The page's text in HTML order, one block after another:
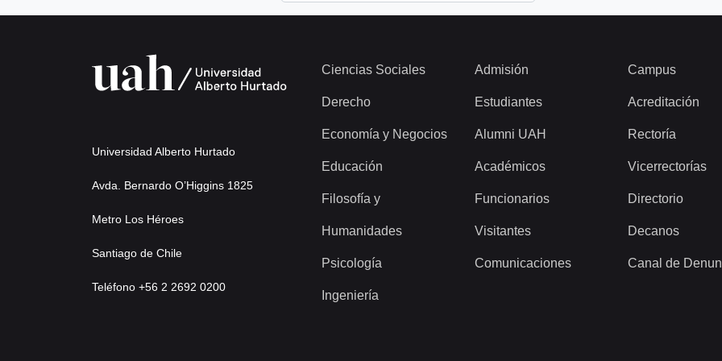
Universidad Alberto Hurtado
Avda. Bernardo O’Higgins 1825
Metro Los Héroes
Santiago de Chile
Teléfono +56 2 2692 0200
Ciencias Sociales
Derecho
Economía y Negocios
Educación
Filosofía y
Humanidades
Psicología
Ingeniería
Admisión
Estudiantes
Alumni UAH
Académicos
Funcionarios
Visitantes
Comunicaciones
Campus
Acreditación
Rectoría
Vicerrectorías
Directorio
Decanos
Canal de